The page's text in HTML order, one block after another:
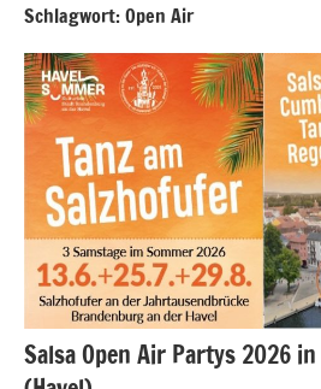
Schlagwort:Open Air
Salsa Open Air Partys 2026